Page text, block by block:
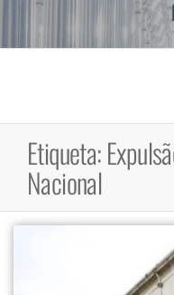
InclusiveCourts
Etiqueta:
Nacional